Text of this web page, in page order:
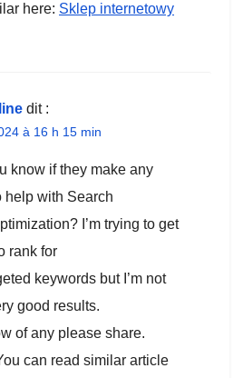
here: Sklep internetowy
dit :
à 16 h 15 min
know if they make any
help with Search
I’m trying to get
rank for
keywords but I’m not
good results.
of any please share.
can read similar article